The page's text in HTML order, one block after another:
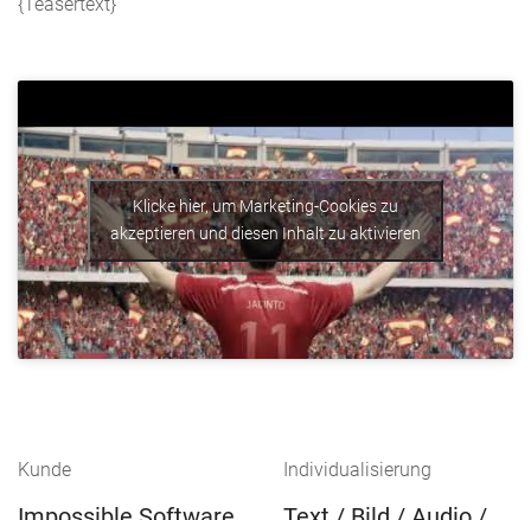
Klicke hier, um Marketing-Cookies zu
akzeptieren und diesen Inhalt zu aktivieren
Kunde Individualisierung